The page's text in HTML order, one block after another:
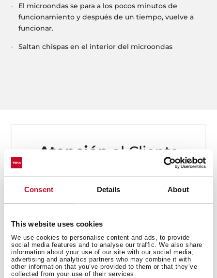
Consent Details About
This website uses cookies
We use cookies to personalise content and ads, to provide
social media features and to analyse our traffic. We also share
information about your use of our site with our social media,
advertising and analytics partners who may combine it with
other information that you’ve provided to them or that they’ve
collected from your use of their services.
El microondas se para a los pocos minutos de
funcionamiento y después de un tiempo, vuelve a
funcionar.
Saltan chispas en el interior del microondas
Atención al Cliente
+57 317
7705037
De lunes a jueves de 08:00 a 17:00 y viernes
de 08:00 a 16:00